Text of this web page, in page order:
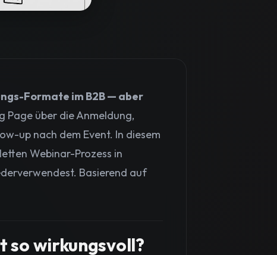
Formate im B2B — aber
Page über die Anmeldung,
up nach dem Event. In diesem
Webinar-Prozess in
Basierend auf
so wirkungsvoll?